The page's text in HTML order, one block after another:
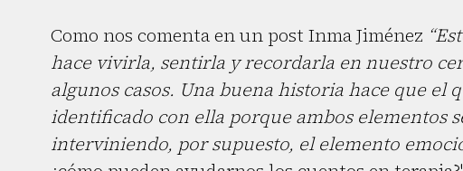
Como nos comenta en un post Inma Jiménez
hace vivirla, sentirla y recordarla en nuestro
algunos casos. Una buena historia hace que el
identificado con ella porque ambos elementos
interviniendo, por supuesto, el elemento